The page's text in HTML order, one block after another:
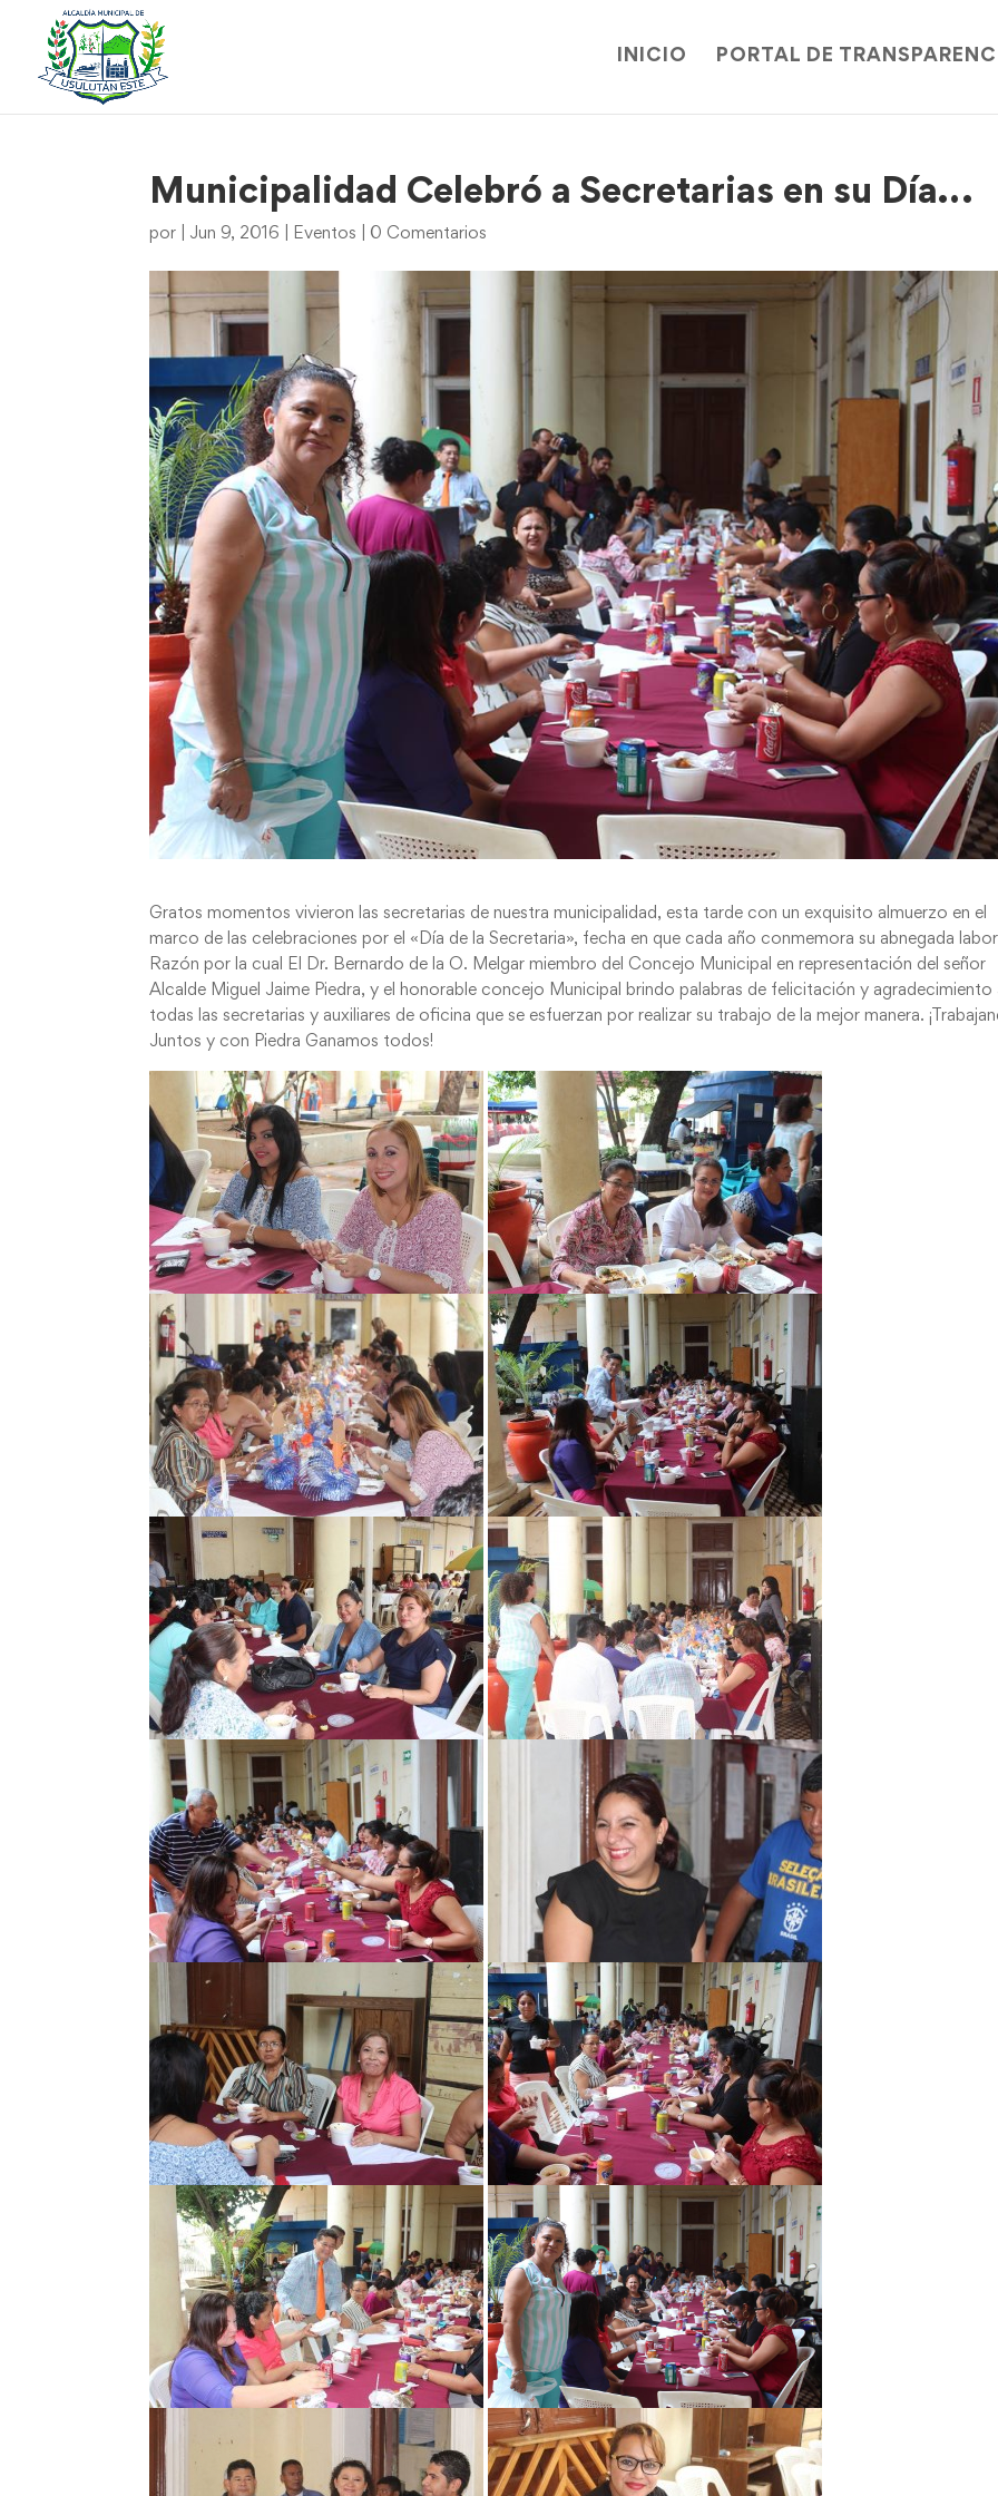
INICIO PORTAL DE
Municipalidad Celebró a Secretarias en su Día…
por Jun 9, 2016 Eventos 0 Comentarios
Gratos momentos vivieron las secretarias de nuestra municipalidad, esta tarde con un exquisito almuerzo en el
marco de las celebraciones por el «Día de la Secretaria», fecha en que cada año conmemora su abnegada
Razón por la cual El Dr. Bernardo de la O. Melgar miembro del Concejo Municipal en representación del señor
Alcalde Miguel Jaime Piedra, y el honorable concejo Municipal brindo palabras de felicitación y agradecimiento
todas las secretarias y auxiliares de oficina que se esfuerzan por realizar su trabajo de la mejor manera.
Juntos y con Piedra Ganamos todos!